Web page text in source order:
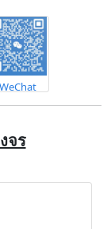
WeChat
จร